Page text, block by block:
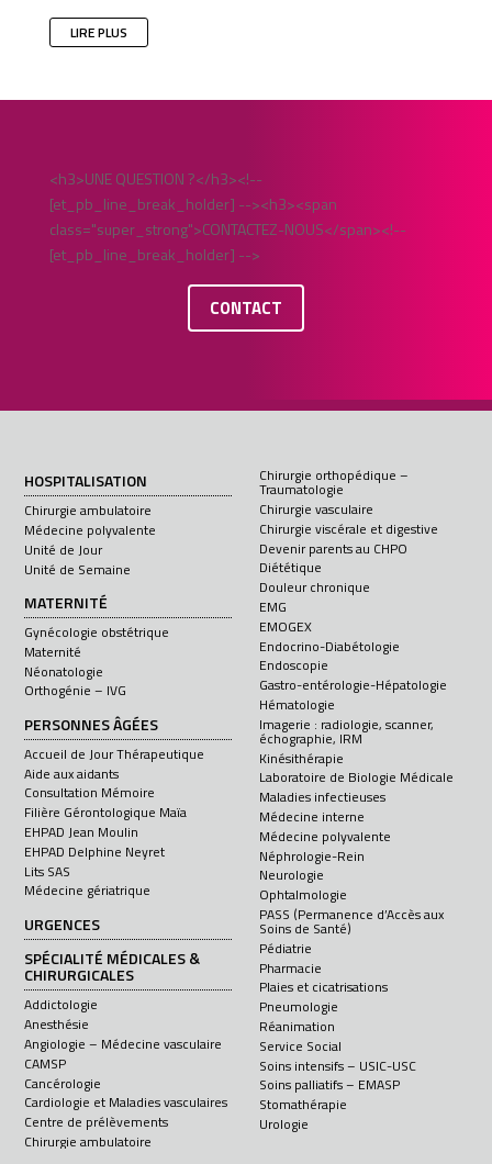
LIRE PLUS
<h3>UNE QUESTION ?</h3><!--
[et_pb_line_break_holder] --><h3><span
class="super_strong">CONTACTEZ-NOUS</span><!--
[et_pb_line_break_holder] -->
CONTACT
HOSPITALISATION
Chirurgie ambulatoire
Médecine polyvalente
Unité de Jour
Unité de Semaine
MATERNITÉ
Gynécologie obstétrique
Maternité
Néonatologie
Orthogénie – IVG
PERSONNES ÂGÉES
Accueil de Jour Thérapeutique
Aide aux aidants
Consultation Mémoire
Filière Gérontologique Maïa
EHPAD Jean Moulin
EHPAD Delphine Neyret
Lits SAS
Médecine gériatrique
URGENCES
SPÉCIALITÉ MÉDICALES &
CHIRURGICALES
Addictologie
Anesthésie
Angiologie – Médecine vasculaire
CAMSP
Cancérologie
Cardiologie et Maladies vasculaires
Centre de prélèvements
Chirurgie ambulatoire
Chirurgie orthopédique –
Traumatologie
Chirurgie vasculaire
Chirurgie viscérale et digestive
Devenir parents au CHPO
Diététique
Douleur chronique
EMG
EMOGEX
Endocrino-Diabétologie
Endoscopie
Gastro-entérologie-Hépatologie
Hématologie
Imagerie : radiologie, scanner,
échographie, IRM
Kinésithérapie
Laboratoire de Biologie Médicale
Maladies infectieuses
Médecine interne
Médecine polyvalente
Néphrologie-Rein
Neurologie
Ophtalmologie
PASS (Permanence d’Accès aux
Soins de Santé)
Pédiatrie
Pharmacie
Plaies et cicatrisations
Pneumologie
Réanimation
Service Social
Soins intensifs – USIC-USC
Soins palliatifs – EMASP
Stomathérapie
Urologie